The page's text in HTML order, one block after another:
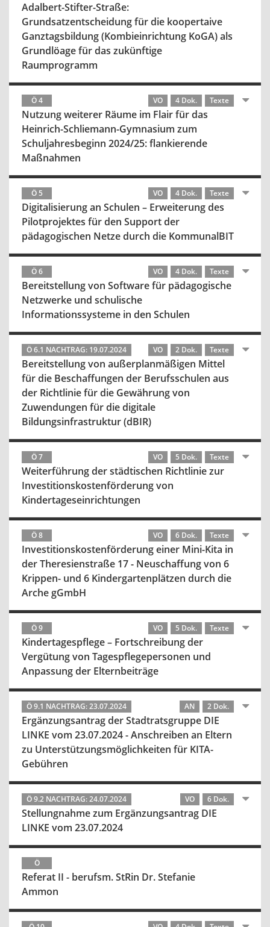
Adalbert-Stifter-Straße:
Grundsatzentscheidung für die koopertaive
Ganztagsbildung (Kombieinrichtung KoGA) als
Grundlöage für das zukünftige
Raumprogramm
Ö 4 VO 4 Dok. Texte
Nutzung weiterer Räume im Flair für das
Heinrich-Schliemann-Gymnasium zum
Schuljahresbeginn 2024/25: flankierende
Maßnahmen
Ö 5 VO 4 Dok. Texte
Digitalisierung an Schulen – Erweiterung des
Pilotprojektes für den Support der
pädagogischen Netze durch die KommunalBIT
Ö 6 VO 4 Dok. Texte
Bereitstellung von Software für pädagogische
Netzwerke und schulische
Informationssysteme in den Schulen
Ö 6.1 NACHTRAG: 19.07.2024 VO 2 Dok. Texte
Bereitstellung von außerplanmäßigen Mittel
für die Beschaffungen der Berufsschulen aus
der Richtlinie für die Gewährung von
Zuwendungen für die digitale
Bildungsinfrastruktur (dBIR)
Ö 7 VO 5 Dok. Texte
Weiterführung der städtischen Richtlinie zur
Investitionskostenförderung von
Kindertageseinrichtungen
Ö 8 VO 6 Dok. Texte
Investitionskostenförderung einer Mini-Kita in
der Theresienstraße 17 - Neuschaffung von 6
Krippen- und 6 Kindergartenplätzen durch die
Arche gGmbH
Ö 9 VO 5 Dok. Texte
Kindertagespflege – Fortschreibung der
Vergütung von Tagespflegepersonen und
Anpassung der Elternbeiträge
Ö 9.1 NACHTRAG: 23.07.2024 AN 2 Dok.
Ergänzungsantrag der Stadtratsgruppe DIE
LINKE vom 23.07.2024 - Anschreiben an Eltern
zu Unterstützungsmöglichkeiten für KITA-
Gebühren
Ö 9.2 NACHTRAG: 24.07.2024 VO 6 Dok.
Stellungnahme zum Ergänzungsantrag DIE
LINKE vom 23.07.2024
Ö
Referat II - berufsm. StRin Dr. Stefanie
Ammon